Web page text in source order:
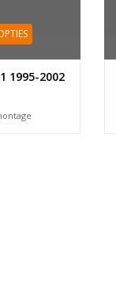
1995-2002